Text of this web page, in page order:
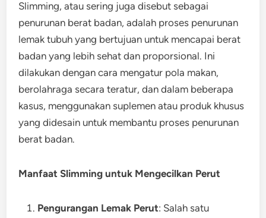
Slimming, atau sering juga disebut sebagai
penurunan berat badan, adalah proses penurunan
lemak tubuh yang bertujuan untuk mencapai berat
badan yang lebih sehat dan proporsional. Ini
dilakukan dengan cara mengatur pola makan,
berolahraga secara teratur, dan dalam beberapa
kasus, menggunakan suplemen atau produk khusus
yang didesain untuk membantu proses penurunan
berat badan.
Manfaat Slimming untuk Mengecilkan Perut
Pengurangan Lemak Perut: Salah satu